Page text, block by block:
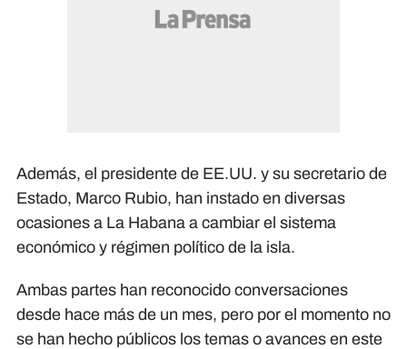
Además, el presidente de EE.UU. y su secretario de
Estado, Marco Rubio, han instado en diversas
ocasiones a La Habana a cambiar el sistema
económico y régimen político de la isla.
Ambas partes han reconocido conversaciones
desde hace más de un mes, pero por el momento no
se han hecho públicos los temas o avances en este